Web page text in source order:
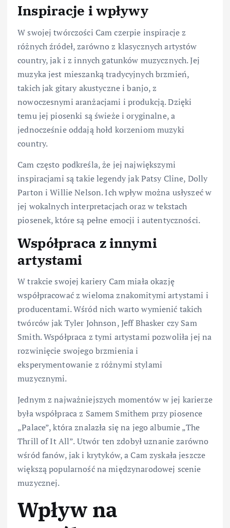
Inspiracje i wpływy
W swojej twórczości Cam czerpie inspiracje z
różnych źródeł, zarówno z klasycznych artystów
country, jak i z innych gatunków muzycznych. Jej
muzyka jest mieszanką tradycyjnych brzmień,
takich jak gitary akustyczne i banjo, z
nowoczesnymi aranżacjami i produkcją. Dzięki
temu jej piosenki są świeże i oryginalne, a
jednocześnie oddają hołd korzeniom muzyki
country.
Cam często podkreśla, że jej największymi
inspiracjami są takie legendy jak Patsy Cline, Dolly
Parton i Willie Nelson. Ich wpływ można usłyszeć w
jej wokalnych interpretacjach oraz w tekstach
piosenek, które są pełne emocji i autentyczności.
Współpraca z innymi
artystami
W trakcie swojej kariery Cam miała okazję
współpracować z wieloma znakomitymi artystami i
producentami. Wśród nich warto wymienić takich
twórców jak Tyler Johnson, Jeff Bhasker czy Sam
Smith. Współpraca z tymi artystami pozwoliła jej na
rozwinięcie swojego brzmienia i
eksperymentowanie z różnymi stylami
muzycznymi.
Jednym z najważniejszych momentów w jej karierze
była współpraca z Samem Smithem przy piosence
„Palace”, która znalazła się na jego albumie „The
Thrill of It All”. Utwór ten zdobył uznanie zarówno
wśród fanów, jak i krytyków, a Cam zyskała jeszcze
większą popularność na międzynarodowej scenie
muzycznej.
Wpływ na